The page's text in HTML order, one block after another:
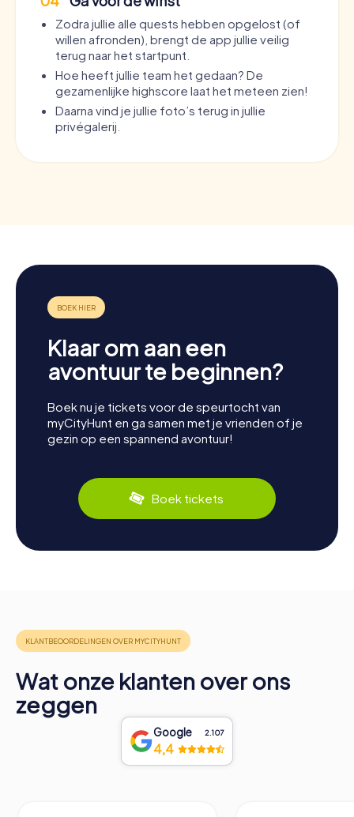
Zodra jullie alle quests hebben opgelost (of
willen afronden), brengt de app jullie veilig
terug naar het startpunt.
Hoe heeft jullie team het gedaan? De
gezamenlijke highscore laat het meteen zien!
Daarna vind je jullie foto’s terug in jullie
privégalerij.
Klaar om aan een
avontuur te beginnen?
Boek nu je tickets voor de speurtocht van
myCityHunt en ga samen met je vrienden of je
gezin op een spannend avontuur!
Boek tickets
Wat onze klanten over ons
zeggen
Google 2.107
4,4